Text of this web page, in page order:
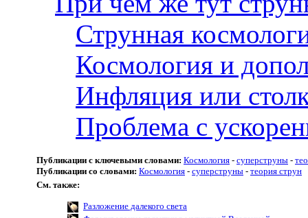
Струнная
Космология и
Инфляция или
Проблема с
Публикации с ключевыми словами: Космология - суперструны -
Публикации со словами: Космология - суперструны - теория струн
См. также:
Разложение далекого света